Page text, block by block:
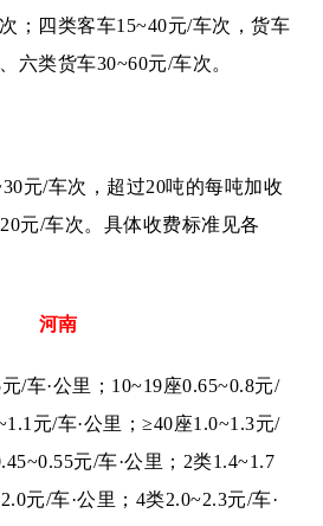
；四类客车15~40元/车次，货车
六类货车30~60元/车次。
元/车次，超过20吨的每吨加收
元/车次。具体收费标准见各
河南
/车·公里；10~19座0.65~0.8元/
元/车·公里；≥40座1.0~1.3元/
元/车·公里；2类1.4~1.7
元/车·公里；4类2.0~2.3元/车·